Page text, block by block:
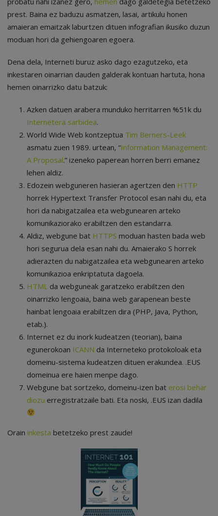
prest. Baina ez baduzu asmatzen, lasai, artikulu honen
amaieran emaitzak laburtzen dituen infografian ikusiko duzun
moduan hori da gehiengoaren egoera.
Dena dela, Interneti buruz asko dago ezagutzeko, eta
inkestaren oinarrian dauden galderak kontuan hartuta, hona
hemen oinarrizko datu batzuk:
Azken datuen arabera munduko herritarren %51k du
Internetera sarbidea.
World Wide Web kontzeptua Tim Berners-Leek
asmatu zuen 1989. urtean, “Information Management:
A Proposal.” izeneko paperean horren berri emanez
lehen aldiz.
Edozein webguneren hasieran agertzen den HTTP
horrek Hypertext Transfer Protocol esan nahi du, eta
hori da nabigatzailea eta webgunearen arteko
komunikaziorako erabiltzen den estandarra.
Aldiz, webgune bat HTTPS moduan hasten bada web
hori segurua dela esan nahi du. Amaierako S horrek
adierazten du nabigatzailea eta webgunearen arteko
komunikazioa enkriptatuta dagoela.
HTML da webguneak garatzeko erabiltzen den
oinarrizko lengoaia, baina web garapenean beste
hainbat lengoaia erabiltzen dira (PHP, Java, Python,
etab.).
Internet ez du inork kudeatzen (teorian), baina
egunerokoan ICANN da Interneteko protokoloak eta
domeinu-sistema kudeatzen dituen erakundea. .EUS
domeinua ere haien menpe dago.
Webgune bat sortzeko, domeinu-izen bat erosi behar
diozu erregistratzaile bati. Eta noski, .EUS izan dadila
Orain inkesta betetzeko prest zaude!